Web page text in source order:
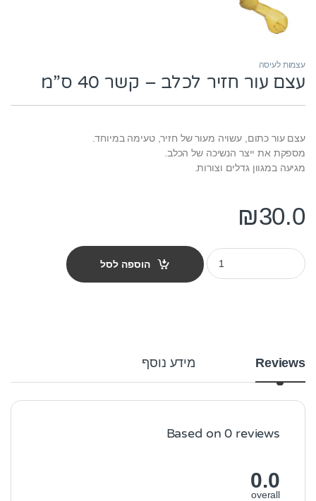
עצמות לעיסה
עצם עור חזיר לכלב – קשר 40 ס”מ
עצם עור כתום, עשויה מעור של חזיר, טעימה במיוחד.
מספקת את ייצר הנשיכה של הכלב.
מגיעה במגוון גדלים וצורות.
₪30.0
עצם עור חזיר לכלב - קשר 40 ס"מ quantity
הוספה לסל
Reviews מידע נוסף
Based on 0 reviews
0.0
overall